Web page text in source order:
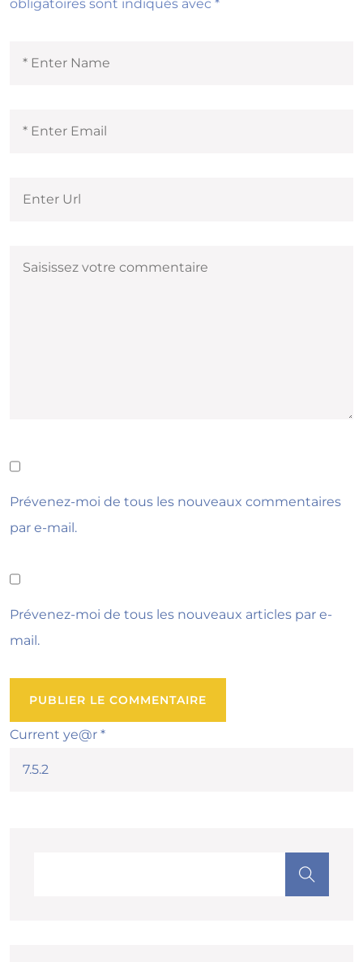
obligatoires sont indiqués avec *
Prévenez-moi de tous les nouveaux commentaires
par e-mail.
Prévenez-moi de tous les nouveaux articles par e-
mail.
Current ye@r *